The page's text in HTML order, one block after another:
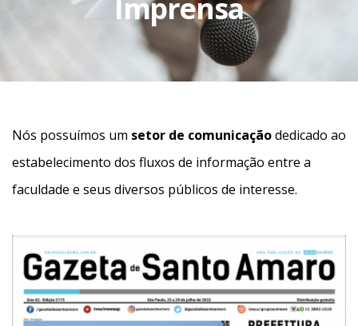
Imprensa
Nós possuímos um setor de comunicaçãodedicado ao
estabelecimento dos fluxos de informação entre a
faculdade e seus diversos públicos de interesse.